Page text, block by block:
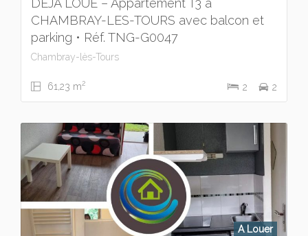
CHAMBRAY-LES-TOURS avec balcon et
parking • Réf. TNG-G0047
Chambray-lès-Tours
61,23 m2 2 2
A Louer